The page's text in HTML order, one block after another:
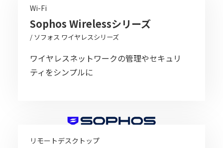
Wi-Fi
Sophos Wirelessシリーズ
/ ソフォス ワイヤレスシリーズ
ワイヤレスネットワークの管理やセキュリ
ティをシンプルに
リモートデスクトップ